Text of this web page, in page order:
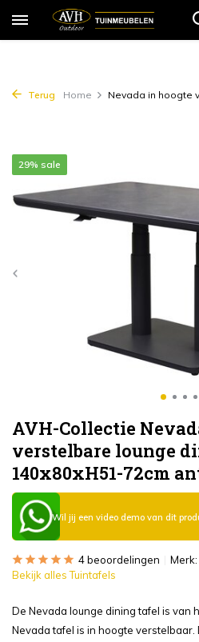
Terug Home Nevada in hoogte
AVH-Collectie
verstelbare lounge
140x80xH51-72cm
29% sale
Wil jij een video demo van dit
4 beoordelingen Merk:
Bekijk alles Tuintafels
De Nevada lounge dining tafel is van
Nevada tafel is in hoogte